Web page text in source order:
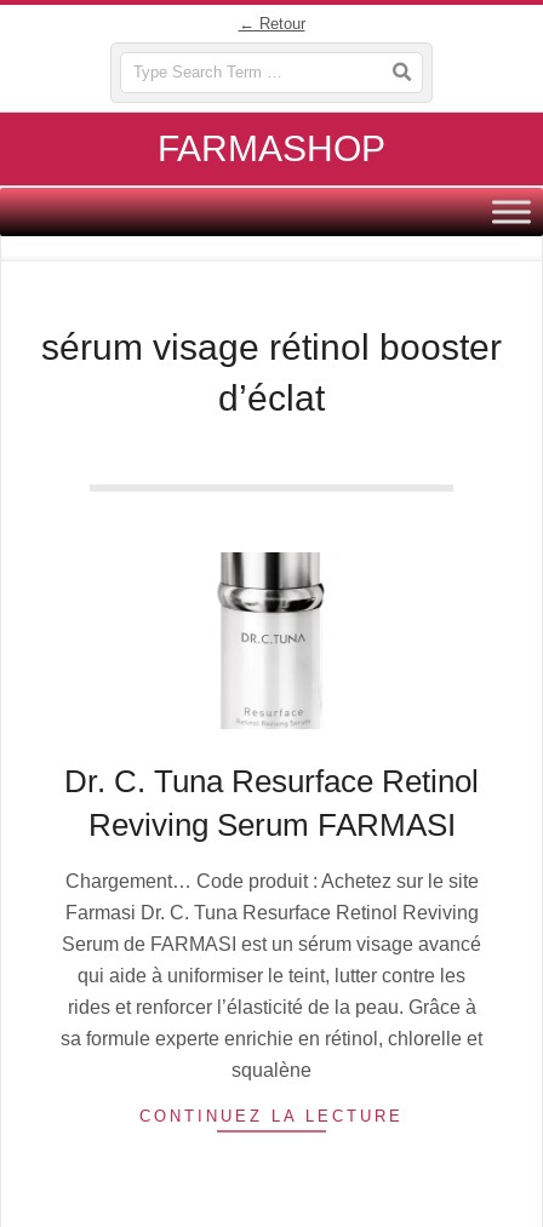
← Retour
FARMASHOP
Primary
Navigation
sérum visage rétinol booster
d’éclat
Dr. C. Tuna Resurface Retinol
Reviving Serum FARMASI
07-
05
Chargement… Code produit : Achetez sur le site
Farmasi Dr. C. Tuna Resurface Retinol Reviving
Serum de FARMASI est un sérum visage avancé
qui aide à uniformiser le teint, lutter contre les
rides et renforcer l’élasticité de la peau. Grâce à
sa formule experte enrichie en rétinol, chlorelle et
squalène
CONTINUEZ LA LECTURE